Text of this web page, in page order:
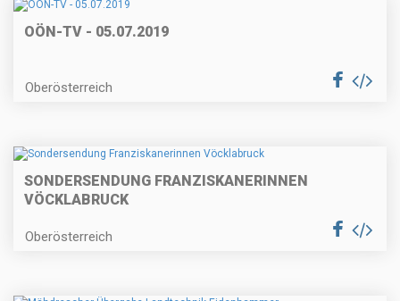
OÖN-TV - 05.07.2019
Oberösterreich
SONDERSENDUNG FRANZISKANERINNEN
VÖCKLABRUCK
Oberösterreich